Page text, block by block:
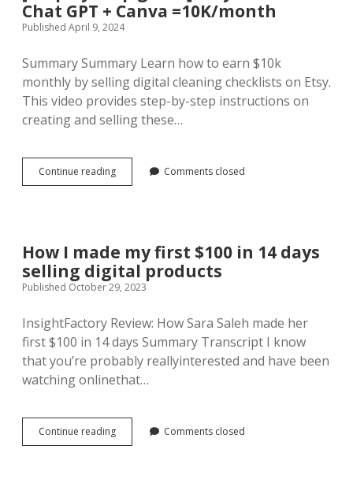
Chat GPT + Canva =10K/month
Published April 9, 2024
Summary Summary Learn how to earn $10k
monthly by selling digital cleaning checklists on Etsy.
This video provides step-by-step instructions on
creating and selling these…
Continue reading[Step
by
+
Chat
GPT
=10K/month
Comments closed
How I made my first $100 in 14 days
selling digital products
Published October 29, 2023
InsightFactory Review: How Sara Saleh made her
first $100 in 14 days Summary Transcript I know
that you’re probably reallyinterested and have been
watching onlinethat…
Continue readingHow
I
Comments closed